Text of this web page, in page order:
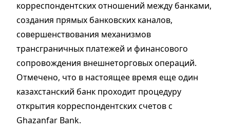
корреспондентских отношений между банками,
создания прямых банковских каналов,
совершенствования механизмов
трансграничных платежей и финансового
сопровождения внешнеторговых операций.
Отмечено, что в настоящее время еще один
казахстанский банк проходит процедуру
открытия корреспондентских счетов с
Ghazanfar Bank.